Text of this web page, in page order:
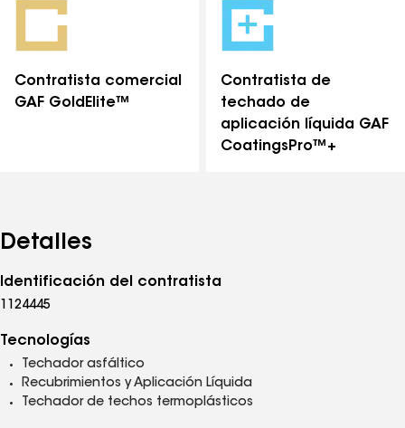
distinciones
Contratista comercial
GAF GoldElite™
Contratista de
techado de
aplicación líquida GAF
CoatingsPro™+
Detalles
Identificación del contratista
1124445
Tecnologías
Techador asfáltico
Recubrimientos y Aplicación Líquida
Techador de techos termoplásticos